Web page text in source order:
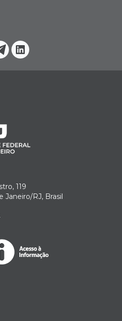
Linkedin
119
Janeiro/RJ, Brasil